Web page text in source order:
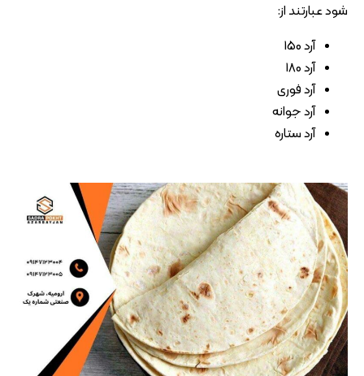
شود عبارتند از:
آرد 150
آرد 180
آرد فوری
آرد جوانه
آرد ستاره